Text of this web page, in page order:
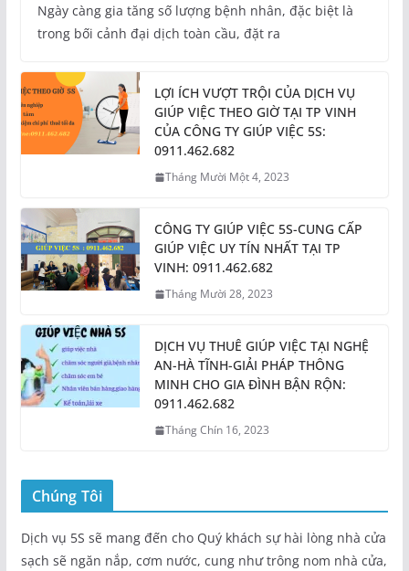
Ngày càng gia tăng số lượng bệnh nhân, đặc biệt là
trong bối cảnh đại dịch toàn cầu, đặt ra
LỢI ÍCH VƯỢT TRỘI CỦA DỊCH VỤ
GIÚP VIỆC THEO GIỜ TẠI TP VINH
CỦA CÔNG TY GIÚP VIỆC 5S:
0911.462.682
Tháng Mười Một 4, 2023
CÔNG TY GIÚP VIỆC 5S-CUNG CẤP
GIÚP VIỆC UY TÍN NHẤT TẠI TP
VINH: 0911.462.682
Tháng Mười 28, 2023
DỊCH VỤ THUÊ GIÚP VIỆC TẠI NGHỆ
AN-HÀ TĨNH-GIẢI PHÁP THÔNG
MINH CHO GIA ĐÌNH BẬN RỘN:
0911.462.682
Tháng Chín 16, 2023
Chúng Tôi
Dịch vụ 5S sẽ mang đến cho Quý khách sự hài lòng nhà cửa
sạch sẽ ngăn nắp, cơm nước, cung như trông nom nhà cửa,